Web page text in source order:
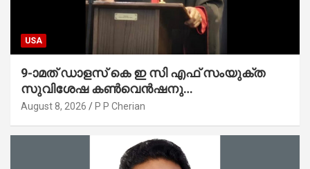
USA
9-ാമത് ഡാളസ് കെ ഇ സി എഫ് സംയുക്ത
സുവിശേഷ കൺവെൻഷനു
പ്രാർത്ഥനാനിർഭരമായ തുടക്കം
August 8, 2026 P P Cherian